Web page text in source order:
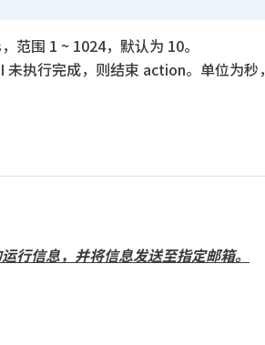
范围 1 ~ 1024，默认为 10。
执行完成，则结束 action。单位为秒，
行信息，并将信息发送至指定邮箱。